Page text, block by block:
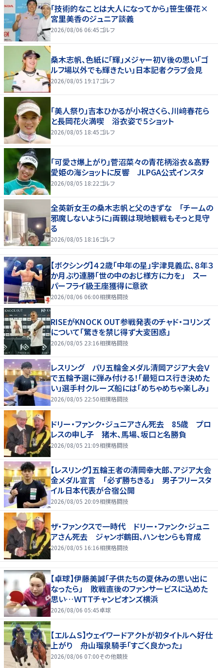
「技術的なことは大人になってから」笹生優花×
宮里美香のジュニア談義
2026/08/06 06:45ゴルフ
桑木志帆、色紙に「輝」メジャー初Ｖ後の思い「ゴ
ルフ場以外でも輝きたい」日本記者クラブ会見
2026/08/05 19:17ゴルフ
「美人祭り」吉本ひかるが小祝さくら、川﨑春花ら
と長岡花火満喫 浴衣姿で５ショット
2026/08/05 18:45ゴルフ
「可愛さ爆上がり」菅沼菜々の青花柄浴衣＆髙野
愛姫の海ショットに反響 JLPGA公式インスタ
2026/08/05 18:22ゴルフ
全英新女王の桑木志帆と父のきずな 「チームの
邪魔しないように」両親は現地観戦もそっと見守
る
2026/08/05 18:16ゴルフ
【ボクシング】４２歳「中年の星」宇津見義広、８年３
か月ぶり連勝「世の中のおじ様方に力を」 スー
パーフライ級王座獲得に意欲
2026/08/06 06:00相撲格闘技
RISEがKNOCK OUT参戦発表のチャド・コリンズ
について「驚きを禁じ得ず大変困惑」
2026/08/05 23:16相撲格闘技
レスリング パリ五輪金メダル清岡アジア大会Ｖ
で五輪予選に弾み付ける！「最短ロス行き決めた
い」選手村クルーズ船には「めちゃめちゃ楽しみ」
2026/08/05 22:50相撲格闘技
ドリー・ファンク・ジュニアさん死去 85歳 プロ
レスの申し子 猪木、馬場、坂口と名勝負
2026/08/05 21:09相撲格闘技
【レスリング】五輪王者の清岡幸大郎、アジア大会
金メダル宣言 「必ず勝ちきる」 男子フリースタ
イル日本代表が合宿公開
2026/08/05 20:09相撲格闘技
ザ・ファンクスで一時代 ドリー・ファンク・ジュニ
アさん死去 ジャンボ鶴田、ハンセンらも育成
2026/08/05 16:16相撲格闘技
【卓球】伊藤美誠「子供たちの夏休みの思い出に
なったら」 敗戦直後のファンサービスに込めた
思い…ＷＴＴチャンピオンズ横浜
2026/08/06 05:45卓球
【エルムＳ】ウェイワードアクトが初タイトルへ好仕
上がり 舟山瑠泉騎手「すごく良かった」
2026/08/06 07:00その他競技